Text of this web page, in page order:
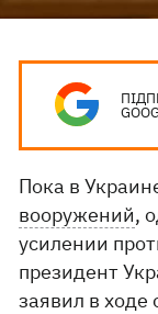
Пока в
вооружений,
усилении
президент
заявил в